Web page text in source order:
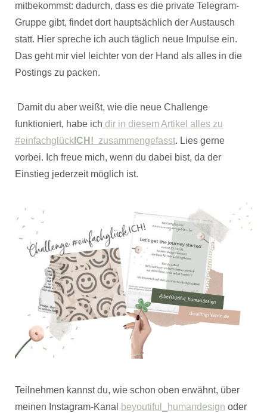
mitbekommst: dadurch, dass es die private Telegram-
Gruppe gibt, findet dort hauptsächlich der Austausch
statt. Hier spreche ich auch täglich neue Impulse ein.
Das geht mir viel leichter von der Hand als alles in die
Postings zu packen.
Damit du aber weißt, wie die neue Challenge
funktioniert, habe ich dir in diesem Artikel alles zu
#einfachglück ICH! zusammengefasst. Lies gerne
vorbei. Ich freue mich, wenn du dabei bist, da der
Einstieg jederzeit möglich ist.
Teilnehmen kannst du, wie schon oben erwähnt, über
meinen Instagram-Kanal beyoutiful_humandesign oder